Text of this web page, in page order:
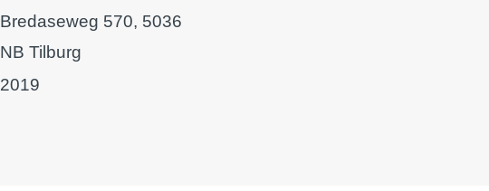
Bredaseweg 570, 5036
NB Tilburg
2019